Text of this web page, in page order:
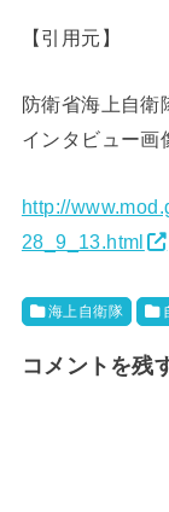
【引用元】
防衛省海上自
インタビュー画
http://
28_9_13.html
海上自衛隊
コメントを残